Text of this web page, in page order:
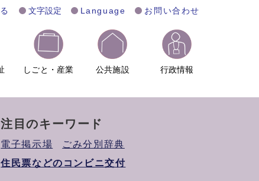
文字設定 Language お問い合わせ
しごと・産業 公共施設 行政情報
注目のキーワード
電子掲示場
ごみ分別辞典
住民票などのコンビニ交付